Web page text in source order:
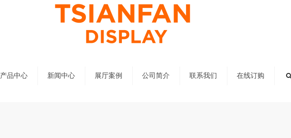
产品中心 新闻中心 展厅案例 公司简介 联系我们 在线订购